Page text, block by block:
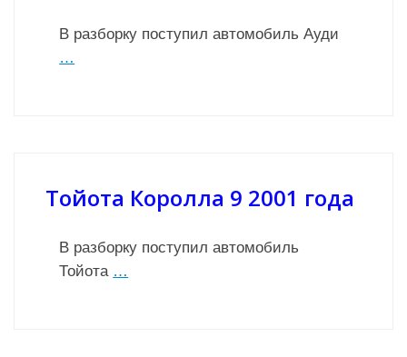
В разборку поступил автомобиль Ауди
…
Тойота Королла 9 2001 года
В разборку поступил автомобиль
Тойота …